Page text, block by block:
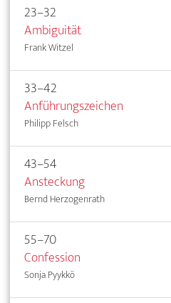
23–32
Ambiguität
Frank Witzel
33–42
Anführungszeichen
Philipp Felsch
43–54
Ansteckung
Bernd Herzogenrath
55–70
Confession
Sonja Pyykkö